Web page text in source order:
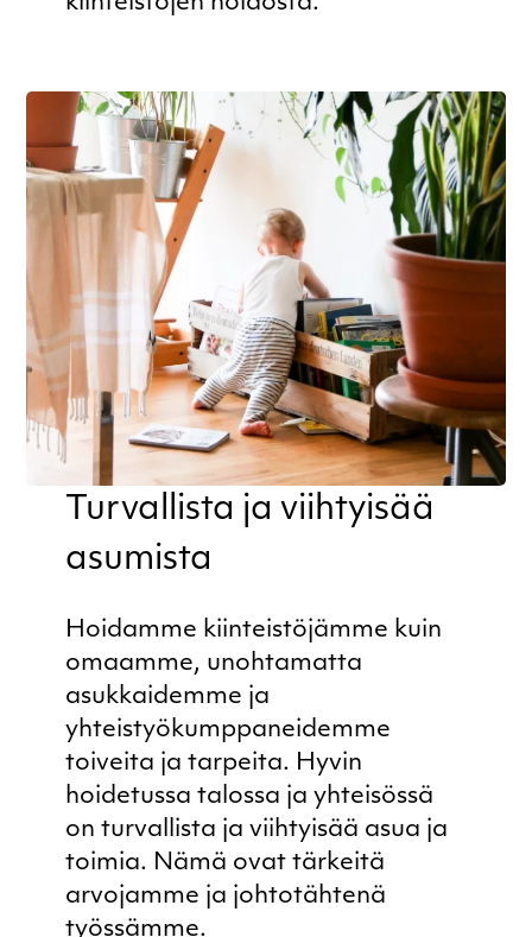
Turvallista ja viihtyisää
asumista
Hoidamme kiinteistöjämme kuin
omaamme, unohtamatta
asukkaidemme ja
yhteistyökumppaneidemme
toiveita ja tarpeita. Hyvin
hoidetussa talossa ja yhteisössä
on turvallista ja viihtyisää asua ja
toimia. Nämä ovat tärkeitä
arvojamme ja johtotähtenä
työssämme.